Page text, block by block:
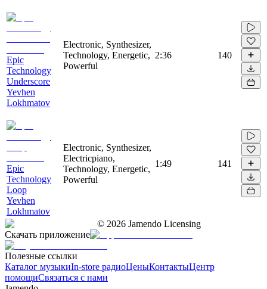
Epic
Technology
Underscore
Yevhen
Lokhmatov
Electronic, Synthesizer,
Technology, Energetic,
Powerful
2:36 140
Epic
Technology
Loop
Yevhen
Lokhmatov
Electronic, Synthesizer,
Electricpiano,
Technology, Energetic,
Powerful
1:49 141
© 2026 Jamendo Licensing
Скачать приложение
Полезные ссылки
Каталог музыкиIn-store радиоЦеныКонтактыЦентр
помощиСвязаться с нами